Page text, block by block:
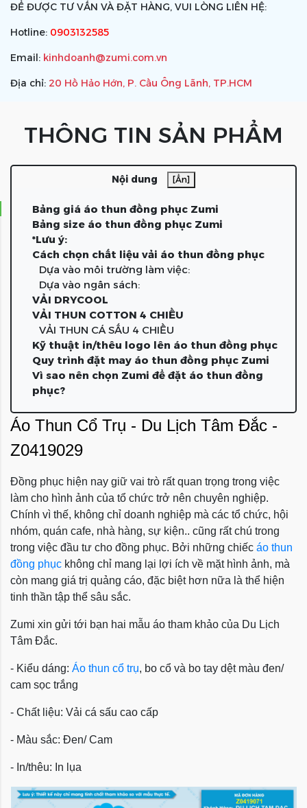
ĐỂ ĐƯỢC TƯ VẤN VÀ ĐẶT HÀNG, VUI LÒNG LIÊN HỆ:
Hotline: 0903132585
Email: kinhdoanh@zumi.com.vn
Địa chỉ: 20 Hồ Hảo Hớn, P. Cầu Ông Lãnh, TP.HCM
THÔNG TIN SẢN PHẨM
Nội dung [Ẩn]
Bảng giá áo thun đồng phục Zumi
Bảng size áo thun đồng phục Zumi
*Lưu ý:
Cách chọn chất liệu vải áo thun đồng phục
Dựa vào môi trường làm việc:
Dựa vào ngân sách:
VẢI DRYCOOL
VẢI THUN COTTON 4 CHIỀU
VẢI THUN CÁ SẤU 4 CHIỀU
Kỹ thuật in/thêu logo lên áo thun đồng phục
Quy trình đặt may áo thun đồng phục Zumi
Vì sao nên chọn Zumi để đặt áo thun đồng
phục?
Áo Thun Cổ Trụ - Du Lịch Tâm Đắc -
Z0419029
Đồng phục hiện nay giữ vai trò rất quan trọng trong việc
làm cho hình ảnh của tổ chức trở nên chuyên nghiệp.
Chính vì thế, không chỉ doanh nghiệp mà các tổ chức, hội
nhóm, quán cafe, nhà hàng, sự kiện.. cũng rất chú trong
trong việc đầu tư cho đồng phục. Bởi những chiếc áo thun
đồng phục không chỉ mang lại lợi ích về mặt hình ảnh, mà
còn mang giá trị quảng cáo, đặc biệt hơn nữa là thể hiện
tinh thần tập thể sâu sắc.
Zumi xin gửi tới bạn hai mẫu áo tham khảo của Du Lịch
Tâm Đắc.
- Kiểu dáng: Áo thun cổ trụ, bo cổ và bo tay dệt màu đen/
cam sọc trắng
- Chất liệu: Vải cá sấu cao cấp
- Màu sắc: Đen/ Cam
- In/thêu: In lụa